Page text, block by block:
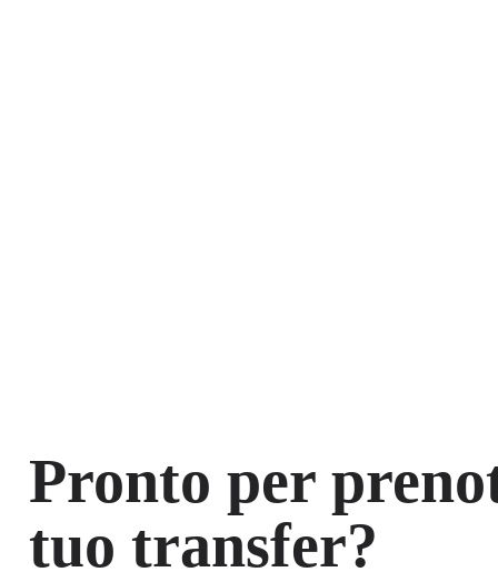
Pronto per
tuo transfer?